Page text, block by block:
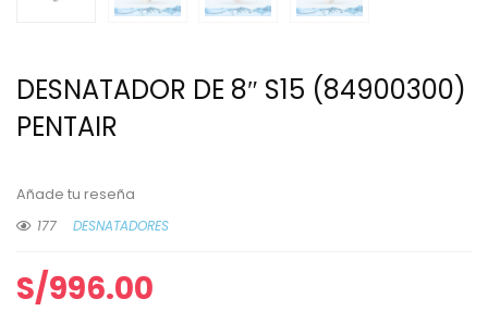
DESNATADOR DE 8″ S15 (84900300)
PENTAIR
Añade tu reseña
177
DESNATADORES
S/996.00